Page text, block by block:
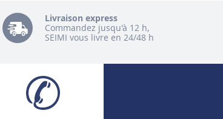
Livraison express
Commandez jusqu'à 12 h,
SEIMI vous livre en 24/48 h